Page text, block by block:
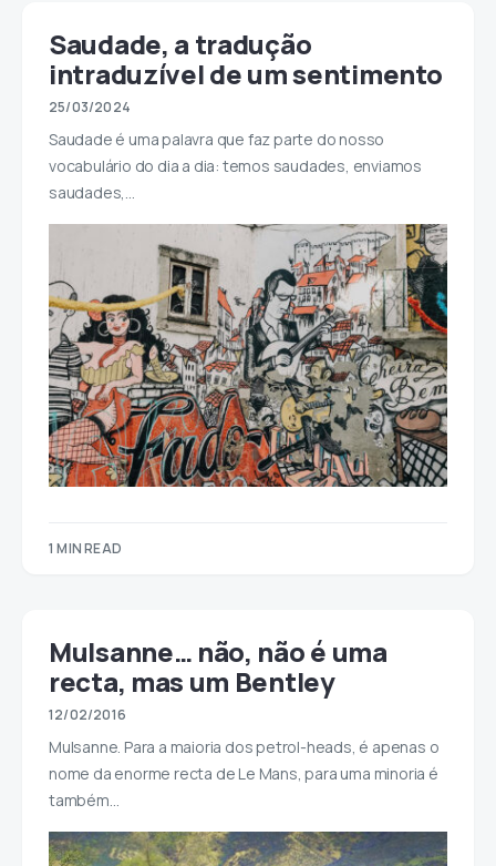
Saudade, a tradução
intraduzível de um sentimento
25/03/2024
Saudade é uma palavra que faz parte do nosso
vocabulário do dia a dia: temos saudades, enviamos
saudades,…
1 MIN READ
Mulsanne… não, não é uma
recta, mas um Bentley
12/02/2016
Mulsanne. Para a maioria dos petrol-heads, é apenas o
nome da enorme recta de Le Mans, para uma minoria é
também…